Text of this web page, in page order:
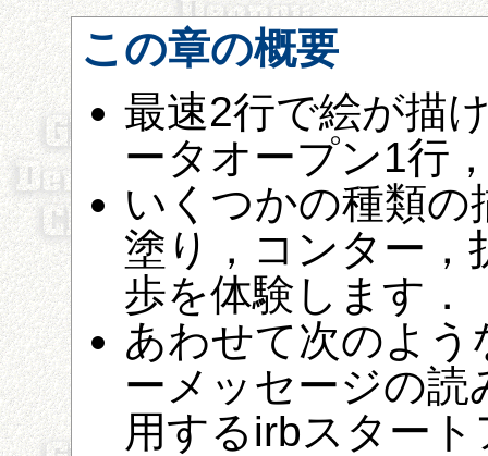
この章の概要
最速2行で絵が描
ータオープン1行
いくつかの種類
塗り，コンター，
歩を体験します．
あわせて次のよ
ーメッセージの読
用するirbスター